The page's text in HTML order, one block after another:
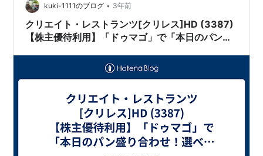
kuki-1111のブログ • 3年前
クリエイト・レストランツ[クリレス]HD (3387)
【株主優待利用】「ドゥマゴ」で「本日のパン盛
ット」を食べてきました！